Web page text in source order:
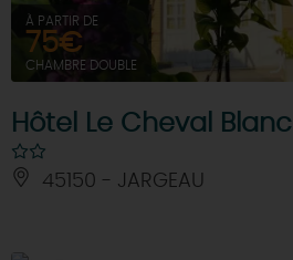
À PARTIR DE
75€
CHAMBRE DOUBLE
Hôtel Le Cheval Blanc
45150 - JARGEAU